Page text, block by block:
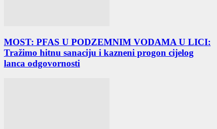
MOST: PFAS U PODZEMNIM VODAMA U LICI:
Tražimo hitnu sanaciju i kazneni progon cijelog
lanca odgovornosti